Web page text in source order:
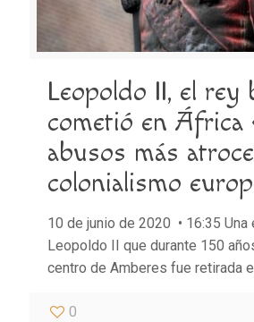
Leopoldo II, el rey
cometió en África
abusos más
colonialismo
10 de junio de 2020 • 16:35
Leopoldo II que durante 150
centro de Amberes fue retirada
0